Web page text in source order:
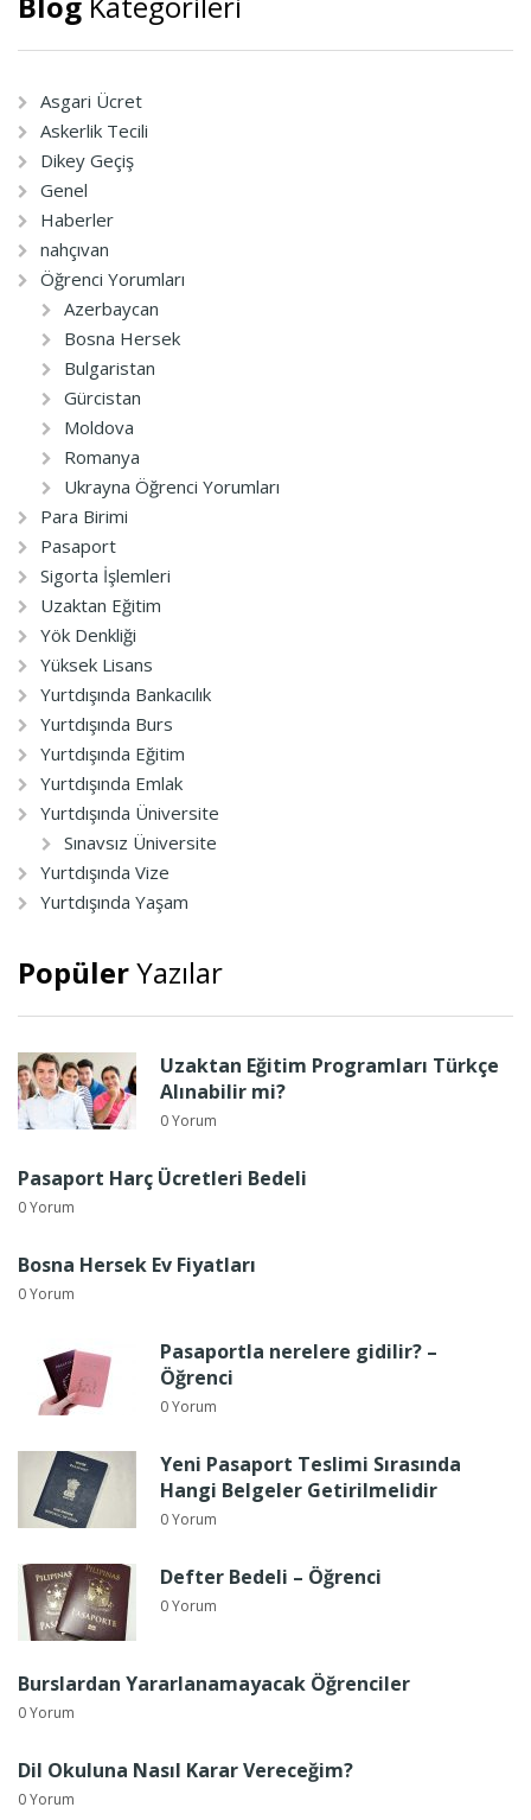
Asgari Ücret
Askerlik Tecili
Dikey Geçiş
Genel
Haberler
nahçıvan
Öğrenci Yorumları
Azerbaycan
Bosna Hersek
Bulgaristan
Gürcistan
Moldova
Romanya
Ukrayna Öğrenci Yorumları
Para Birimi
Pasaport
Sigorta İşlemleri
Uzaktan Eğitim
Yök Denkliği
Yüksek Lisans
Yurtdışında Bankacılık
Yurtdışında Burs
Yurtdışında Eğitim
Yurtdışında Emlak
Yurtdışında Üniversite
Sınavsız Üniversite
Yurtdışında Vize
Yurtdışında Yaşam
PopülerYazılar
Uzaktan Eğitim Programları Türkçe
Alınabilir mi?
0 Yorum
Pasaport Harç Ücretleri Bedeli
0 Yorum
Bosna Hersek Ev Fiyatları
0 Yorum
Pasaportla nerelere gidilir? –
Öğrenci
0 Yorum
Yeni Pasaport Teslimi Sırasında
Hangi Belgeler Getirilmelidir
0 Yorum
Defter Bedeli – Öğrenci
0 Yorum
Burslardan Yararlanamayacak Öğrenciler
0 Yorum
Dil Okuluna Nasıl Karar Vereceğim?
0 Yorum